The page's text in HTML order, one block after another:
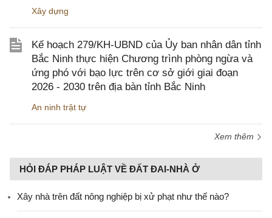
Xây dựng
Kế hoạch 279/KH-UBND của Ủy ban nhân dân tỉnh
Bắc Ninh thực hiện Chương trình phòng ngừa và
ứng phó với bạo lực trên cơ sở giới giai đoạn
2026 - 2030 trên địa bàn tỉnh Bắc Ninh
An ninh trật tự
Xem thêm
HỎI ĐÁP PHÁP LUẬT VỀ ĐẤT ĐAI-NHÀ Ở
Xây nhà trên đất nông nghiệp bị xử phạt như thế nào?